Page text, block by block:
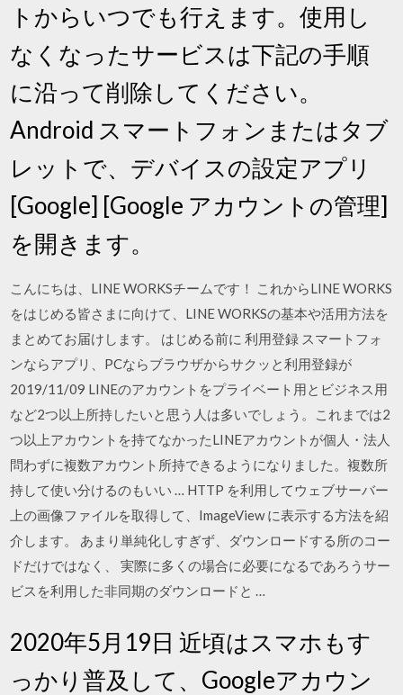
トからいつでも行えます。使用し
なくなったサービスは下記の手順
に沿って削除してください。
Android スマートフォンまたはタブ
レットで、デバイスの設定アプリ
[Google] [Google アカウントの管理]
を開きます。
こんにちは、LINE WORKSチームです！ これからLINE WORKS
をはじめる皆さまに向けて、LINE WORKSの基本や活用方法を
まとめてお届けします。 はじめる前に 利用登録 スマートフォ
ンならアプリ、PCならブラウザからサクッと利用登録が
2019/11/09 LINEのアカウントをプライベート用とビジネス用
など2つ以上所持したいと思う人は多いでしょう。これまでは2
つ以上アカウントを持てなかったLINEアカウントが個人・法人
問わずに複数アカウント所持できるようになりました。複数所
持して使い分けるのもいい … HTTP を利用してウェブサーバー
上の画像ファイルを取得して、ImageView に表示する方法を紹
介します。 あまり単純化しすぎず、ダウンロードする所のコー
ドだけではなく、 実際に多くの場合に必要になるであろうサー
ビスを利用した非同期のダウンロードと …
2020年5月19日 近頃はスマホもす
っかり普及して、Googleアカウン